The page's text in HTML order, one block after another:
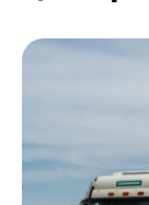
В
Люди